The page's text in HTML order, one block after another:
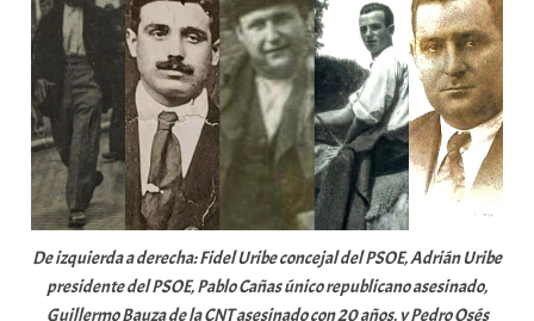
De izquierda a derecha: Fidel Uribe concejal del PSOE, Adrián Uribe
presidente del PSOE, Pablo Cañas único republicano asesinado,
Guillermo Bauza de la CNT asesinado con 20 años, y Pedro Osés